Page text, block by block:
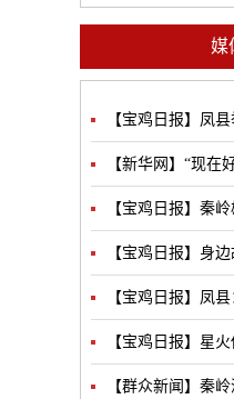
媒
【宝鸡日报】凤
【新华网】“现在
【宝鸡日报】秦
【宝鸡日报】身
【宝鸡日报】凤
【宝鸡日报】星
【群众新闻】秦